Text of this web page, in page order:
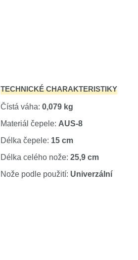
Ostření nožů
Nože SEBURO
Nože Tojiro
TECHNICKÉ CHARAKTERISTIKY
Čístá váha: 0,079 kg
Materiál čepele: AUS-8
Délka čepele: 15 cm
Délka celého nože: 25,9 cm
Nože podle použití: Univerzální